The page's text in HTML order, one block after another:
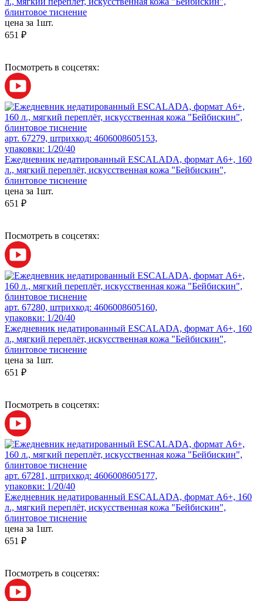
блинтовое тиснение
цена за 1шт.
651 ₽
Посмотреть в соцсетях:
арт. 67279, штрихкод: 4606008605153,
упаковки: 1/20/40
Ежедневник недатированный ESCALADA, формат А6+, 160
л., мягкий переплёт, искусственная кожа "Бейбискин",
блинтовое тиснение
цена за 1шт.
651 ₽
Посмотреть в соцсетях:
арт. 67280, штрихкод: 4606008605160,
упаковки: 1/20/40
Ежедневник недатированный ESCALADA, формат А6+, 160
л., мягкий переплёт, искусственная кожа "Бейбискин",
блинтовое тиснение
цена за 1шт.
651 ₽
Посмотреть в соцсетях:
арт. 67281, штрихкод: 4606008605177,
упаковки: 1/20/40
Ежедневник недатированный ESCALADA, формат А6+, 160
л., мягкий переплёт, искусственная кожа "Бейбискин",
блинтовое тиснение
цена за 1шт.
651 ₽
Посмотреть в соцсетях: